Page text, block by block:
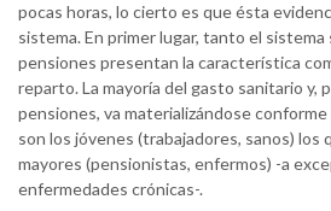
pocas horas, lo cierto es que ésta
sistema. En primer lugar, tanto el
pensiones presentan la característica
reparto. La mayoría del gasto sanitario y,
pensiones, va materializándose
son los jóvenes (trabajadores, sanos) los
mayores (pensionistas, enfermos) -a
enfermedades crónicas-.